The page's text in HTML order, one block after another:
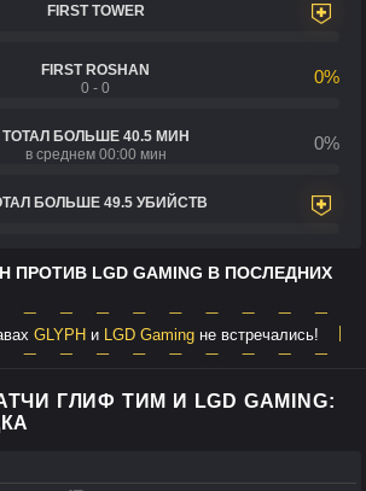
FIRST TOWER
FIRST ROSHAN
0 - 0
0%
ТОТАЛ БОЛЬШЕ 40.5 МИН
в среднем 00:00 мин
0%
БОЛЬШЕ 49.5 УБИЙСТВ
ПРОТИВ LGD GAMING В ПОСЛЕДНИХ
GLYPH и LGD Gaming не встречались!
ГЛИФ ТИМ И LGD GAMING: